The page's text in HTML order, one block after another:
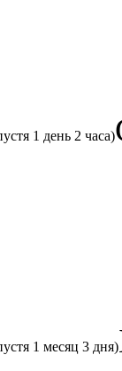
1 день 2 часа)
1 месяц 3 дня)